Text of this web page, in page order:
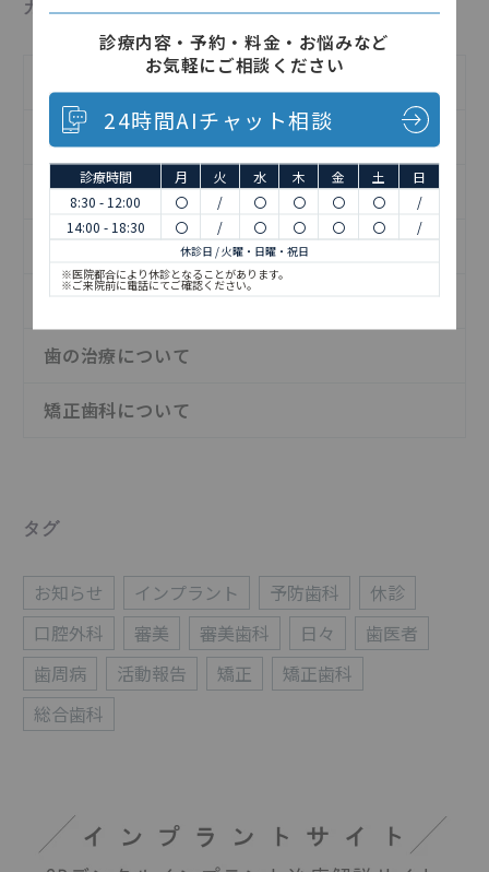
カテゴリー
インフォメーション
インプラントについて
お知らせ
予防歯科について
日記
歯の治療について
矯正歯科について
タグ
お知らせ インプラント 予防歯科
休診
口腔外科
審美 審美歯科 日々
歯医者
歯周病
活動報告 矯正
矯正歯科
総合歯科
診療内容・予約・料金・お悩みなど
お気軽にご相談ください
24時間AIチャット相談
診療時間 月 火 水 木 金 土
日
8:30 - 12:00
〇 / 〇 〇 〇 〇
/
14:00 - 18:30
〇 / 〇 〇 〇 〇 /
休診日 / 火曜・日曜・祝日
※医院都合により休診となることがあります。
※ご来院前に電話にてご確認ください。